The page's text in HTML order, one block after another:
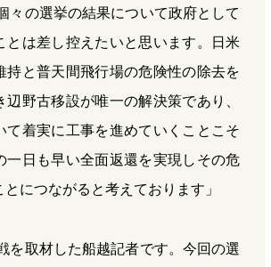
々の選挙の結果について政府として
とは差し控えたいと思います。日米
持と普天間飛行場の危険性の除去を
野古移設が唯一の解決策であり、
て着実に工事を進めていくことこそ
一日も早い全面返還を実現しその危
につながると考えております」
を取材した船越記者です。今回の選